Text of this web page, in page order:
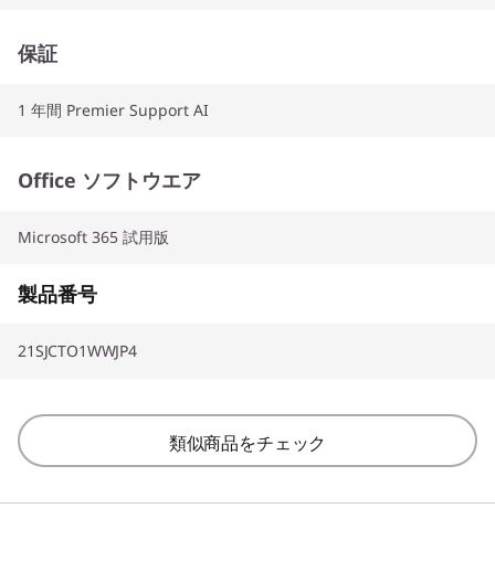
保証
1 年間 Premier Support AI
Office ソフトウエア
Microsoft 365 試用版
製品番号
21SJCTO1WWJP4
類似商品をチェック